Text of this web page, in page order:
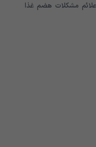
مشکلات هضم غذا